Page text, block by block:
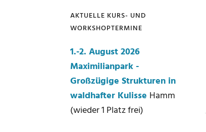
Seitenspalte
AKTUELLE KURS- UND
WORKSHOPTERMINE
1.-2. August 2026
Maximilianpark -
Großzügige Strukturen in
waldhafter Kulisse Hamm
(wieder 1 Platz frei)